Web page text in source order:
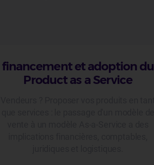
financement et adoption du
Product as a Service